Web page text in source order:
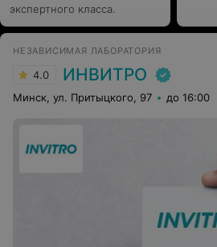
экспертного класса.
НЕЗАВИСИМАЯ ЛАБОРАТОРИЯ
4.0 ИНВИТРО
Минск, ул. Притыцкого, 97 до 16:00